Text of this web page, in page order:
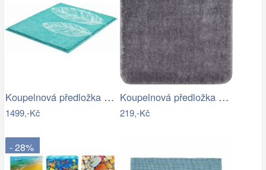
Koupelnová předložka DUETTO
1499,-Kč
Koupelnová předložka Optima 55x55 cm…
219,-Kč
- 28%